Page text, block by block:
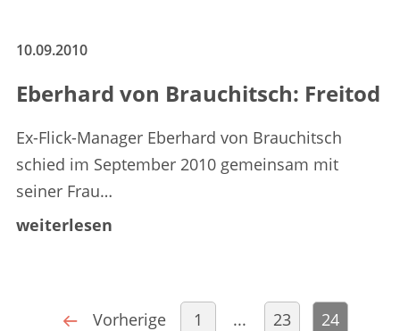
10.09.2010
Eberhard von Brauchitsch: Freitod
Ex-Flick-Manager Eberhard von Brauchitsch
schied im September 2010 gemeinsam mit
seiner Frau…
weiterlesen
Vorherige 1 ... 23
24